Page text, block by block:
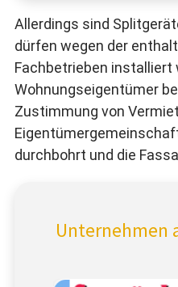
Allerdings sind
dürfen wegen der
Fachbetrieben installiert
Wohnungseigentümer
Zustimmung von
durchbohrt und die
Unternehmen